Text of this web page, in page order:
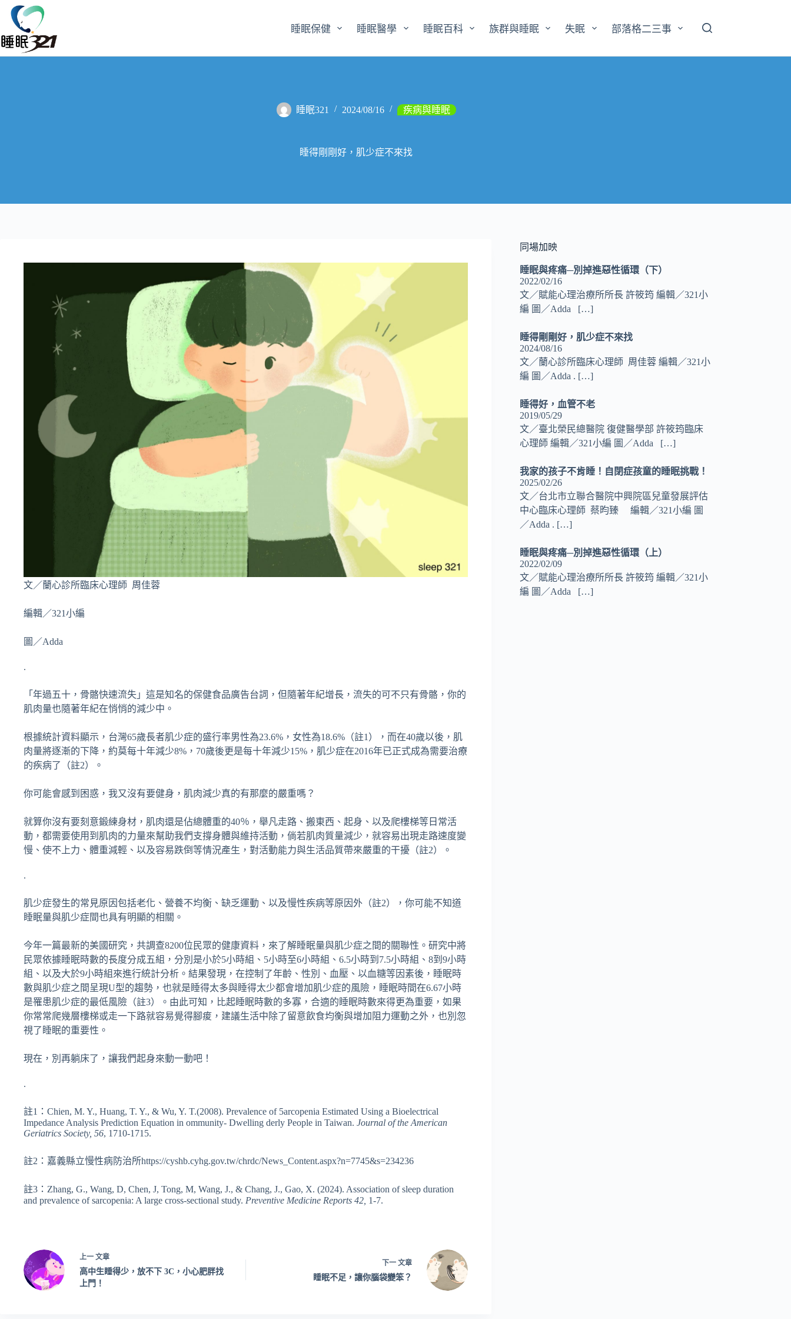
睡眠保健 睡眠醫學 睡眠百科 族群與睡眠 失眠 部落格二三事
睡眠321 2024/08/16 疾病與睡眠
睡得剛剛好，肌少症不來找
文／蘭心診所臨床心理師 周佳蓉
編輯／321小編
圖／Adda
.
「年過五十，骨骼快速流失」這是知名的保健食品廣告台詞，但隨著年紀增長，流失的可不只有骨骼，你的
肌肉量也隨著年紀在悄悄的減少中。
根據統計資料顯示，台灣65歲長者肌少症的盛行率男性為23.6%，女性為18.6%（註1），而在40歲以後，肌
肉量將逐漸的下降，約莫每十年減少8%，70歲後更是每十年減少15%，肌少症在2016年已正式成為需要治療
的疾病了（註2）。
你可能會感到困惑，我又沒有要健身，肌肉減少真的有那麼的嚴重嗎？
就算你沒有要刻意鍛練身材，肌肉還是佔總體重的40％，舉凡走路、搬東西、起身、以及爬樓梯等日常活
動，都需要使用到肌肉的力量來幫助我們支撐身體與維持活動，倘若肌肉質量減少，就容易出現走路速度變
慢、使不上力、體重減輕、以及容易跌倒等情況產生，對活動能力與生活品質帶來嚴重的干擾（註2）。
.
肌少症發生的常見原因包括老化、營養不均衡、缺乏運動、以及慢性疾病等原因外（註2），你可能不知道
睡眠量與肌少症間也具有明顯的相關。
今年一篇最新的美國研究，共調查8200位民眾的健康資料，來了解睡眠量與肌少症之間的關聯性。研究中將
民眾依據睡眠時數的長度分成五組，分別是小於5小時組、5小時至6小時組、6.5小時到7.5小時組、8到9小時
組、以及大於9小時組來進行統計分析。結果發現，在控制了年齡、性別、血壓、以血糖等因素後，睡眠時
數與肌少症之間呈現U型的趨勢，也就是睡得太多與睡得太少都會增加肌少症的風險，睡眠時間在6.67小時
是罹患肌少症的最低風險（註3）。由此可知，比起睡眠時數的多寡，合適的睡眠時數來得更為重要，如果
你常常爬幾層樓梯或走一下路就容易覺得腳痠，建議生活中除了留意飲食均衡與增加阻力運動之外，也別忽
視了睡眠的重要性。
現在，別再躺床了，讓我們起身來動一動吧！
.
註1：Chien, M. Y., Huang, T. Y., & Wu, Y. T.(2008). Prevalence of 5arcopenia Estimated Using a Bioelectrical
Impedance Analysis Prediction Equation in ommunity- Dwelling derly People in Taiwan. Journal of the American
Geriatrics Society, 56, 1710-1715.
註2：嘉義縣立慢性病防治所https://cyshb.cyhg.gov.tw/chrdc/News_Content.aspx?n=7745&s=234236
註3：Zhang, G., Wang, D, Chen, J, Tong, M, Wang, J., & Chang, J., Gao, X. (2024). Association of sleep duration
and prevalence of sarcopenia: A large cross-sectional study. Preventive Medicine Reports 42, 1-7.
上一 文章
高中生睡得少，放不下 3C，小心肥胖找
上門！
下一 文章
睡眠不足，讓你腦袋變笨？
同場加映
睡眠與疼痛─別掉進惡性循環（下）
2022/02/16
文／賦能心理治療所所長 許筱筠 編輯／321小
編 圖／Adda […]
睡得剛剛好，肌少症不來找
2024/08/16
文／蘭心診所臨床心理師 周佳蓉 編輯／321小
編 圖／Adda . […]
睡得好，血管不老
2019/05/29
文／臺北榮民總醫院 復健醫學部 許筱筠臨床
心理師 編輯／321小編 圖／Adda […]
我家的孩子不肯睡！自閉症孩童的睡眠挑戰！
2025/02/26
文／台北市立聯合醫院中興院區兒童發展評估
中心臨床心理師 蔡昀臻 編輯／321小編 圖
／Adda . […]
睡眠與疼痛─別掉進惡性循環（上）
2022/02/09
文／賦能心理治療所所長 許筱筠 編輯／321小
編 圖／Adda […]